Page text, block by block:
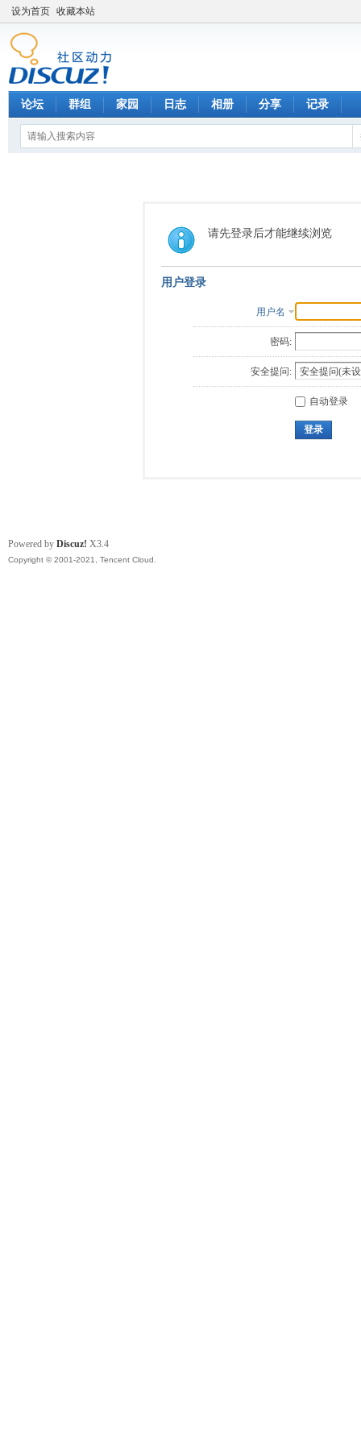
设为首页 收藏本站
论坛 群组 家园 日志 相册 分享 记录
请先登录后才能继续浏览
用户登录
用户名
密码:
安全提问:
自动登录
登录
Powered by Discuz! X3.4
Copyright © 2001-2021, Tencent Cloud.